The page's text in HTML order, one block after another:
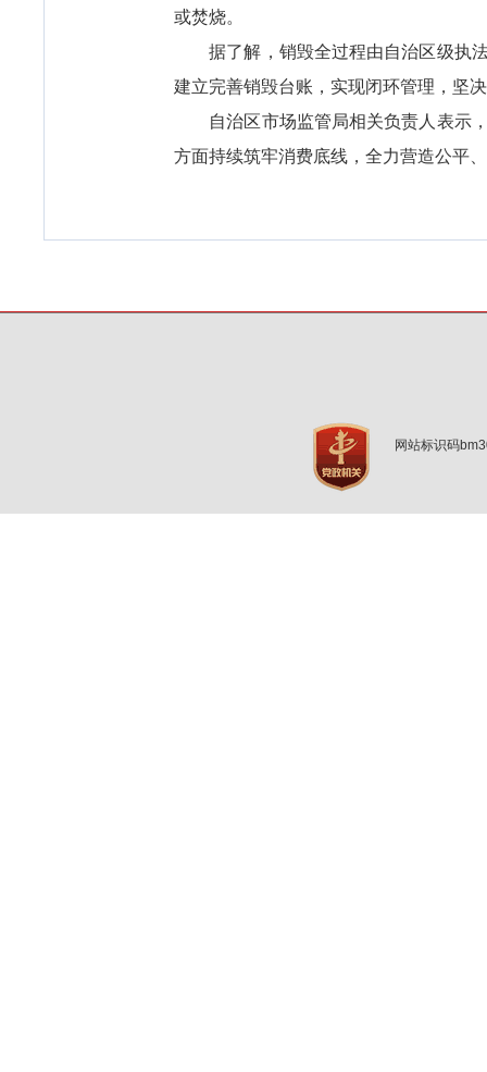
或焚烧。
据了解，销毁全过程由自治区级执法
建立完善销毁台账，实现闭环管理，坚
自治区市场监管局相关负责人表示，
方面持续筑牢消费底线，全力营造公平
网站标识码